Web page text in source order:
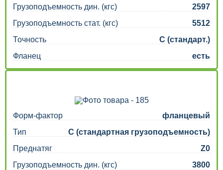
Грузоподъемность дин. (кгс)
2597
Грузоподъемность стат. (кгс)
5512
Точность
C (стандарт.)
Фланец
есть
Форм-фактор
фланцевый
Тип
C (стандартная грузоподъемность)
Преднатяг
Z0
Грузоподъемность дин. (кгс)
3800